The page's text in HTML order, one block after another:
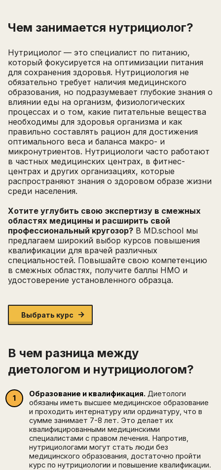
Чем занимается нутрициолог?
Нутрициолог — это специалист по питанию,
который фокусируется на оптимизации питания
для сохранения здоровья. Нутрициология не
обязательно требует наличия медицинского
образования, но подразумевает глубокие знания о
влиянии еды на организм, физиологических
процессах и о том, какие питательные вещества
необходимы для здоровья организма и как
правильно составлять рацион для достижения
оптимального веса и баланса макро- и
микронутриентов. Нутрициологи часто работают
в частных медицинских центрах, в фитнес-
центрах и других организациях, которые
распространяют знания о здоровом образе жизни
среди населения.
Хотите углубить свою экспертизу в смежных
областях медицины и расширить свой
профессиональный кругозор? В MD.school мы
предлагаем широкий выбор курсов повышения
квалификации для врачей различных
специальностей. Повышайте свою компетенцию
в смежных областях, получите баллы НМО и
удостоверение установленного образца.
Выбрать курс
В чем разница между
диетологом и нутрициологом?
Образование и квалификация. Диетологи
обязаны иметь высшее медицинское образование
и проходить интернатуру или ординатуру, что в
сумме занимает 7-8 лет. Это делает их
квалифицированными медицинскими
специалистами с правом лечения. Напротив,
нутрициологами могут стать люди без
медицинского образования, достаточно пройти
курс по нутрициологии и повышение квалификации.